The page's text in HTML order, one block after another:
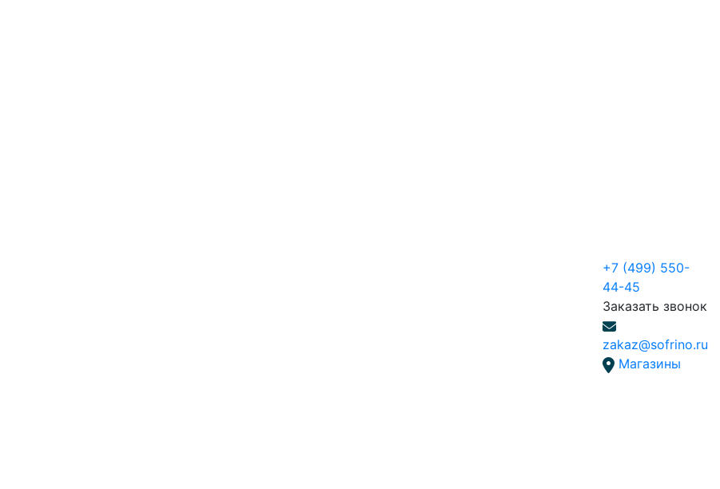
+7 (499) 550-
44-45
Заказать звонок
zakaz@sofrino.ru
Магазины